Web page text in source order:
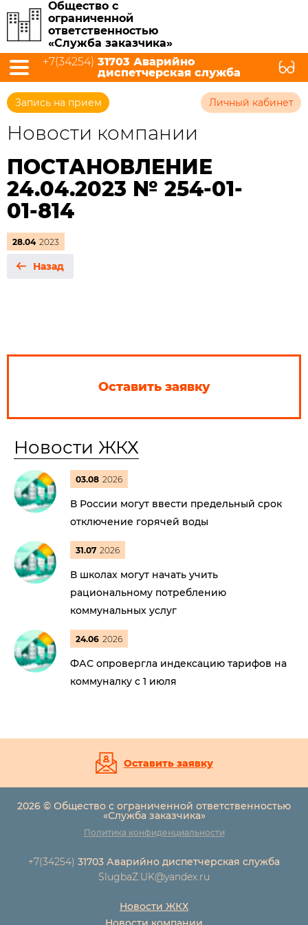
Общество с
ограниченной
ответственностью
«Служба заказчика»
+7(34254) 31703 Аварийно
диспетчерская служба
Запись на прием Личный кабинет
Новости компании
ПОСТАНОВЛЕНИЕ
24.04.2023 № 254-01-
01-814
28.04 2023
Назад
Оставить заявку
Новости ЖКХ
03.08 2026
В России могут ввести предельный срок
отключение горячей воды
31.07 2026
В школах могут начать учить
рациональному потреблению
коммунальных услуг
24.06 2026
ФАС опровергла индексацию тарифов на
коммуналку с 1 июля
Оставить заявку
2026 © Общество с ограниченной ответственностью
«Служба заказчика»
Политика конфиденциальности
+7(34254) 31703 Аварийно диспетчерская служба
SlugbaZ.UK@yandex.ru
Новости ЖКХ